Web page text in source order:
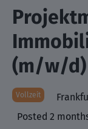
(m/w/d)
Vollzeit
Posted 2